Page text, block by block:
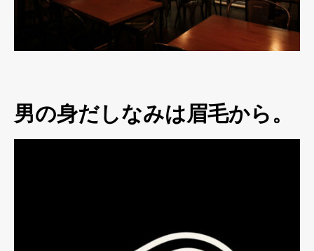
男の身だしなみは眉毛から。